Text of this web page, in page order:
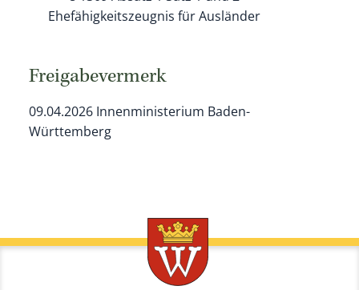
Ehefähigkeitszeugnis für Ausländer
Freigabevermerk
09.04.2026 Innenministerium Baden-
Württemberg